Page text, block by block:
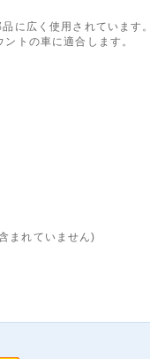
に広く使用されています。
トの車に適合します。
まれていません)